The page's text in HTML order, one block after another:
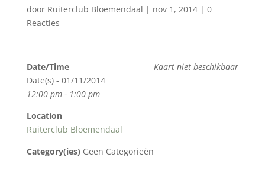
door Ruiterclub Bloemendaal | nov 1, 2014| 0
Reacties
Kaart niet beschikbaar
Date/Time
Date(s) - 01/11/2014
12:00 pm - 1:00 pm
Location
Ruiterclub Bloemendaal
Category(ies) Geen Categorieën